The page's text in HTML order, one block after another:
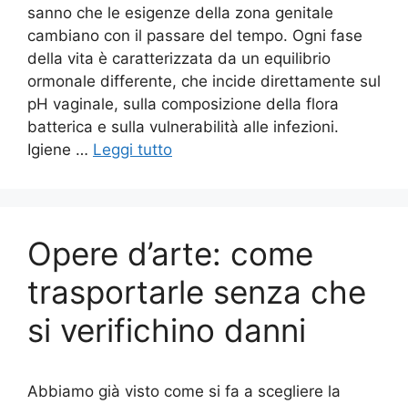
sanno che le esigenze della zona genitale
cambiano con il passare del tempo. Ogni fase
della vita è caratterizzata da un equilibrio
ormonale differente, che incide direttamente sul
pH vaginale, sulla composizione della flora
batterica e sulla vulnerabilità alle infezioni.
Igiene … Leggi tutto
Opere d’arte: come
trasportarle senza che
si verifichino danni
Abbiamo già visto come si fa a scegliere la